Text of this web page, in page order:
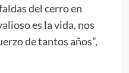
del cerro en
es la vida, nos
de tantos años”,